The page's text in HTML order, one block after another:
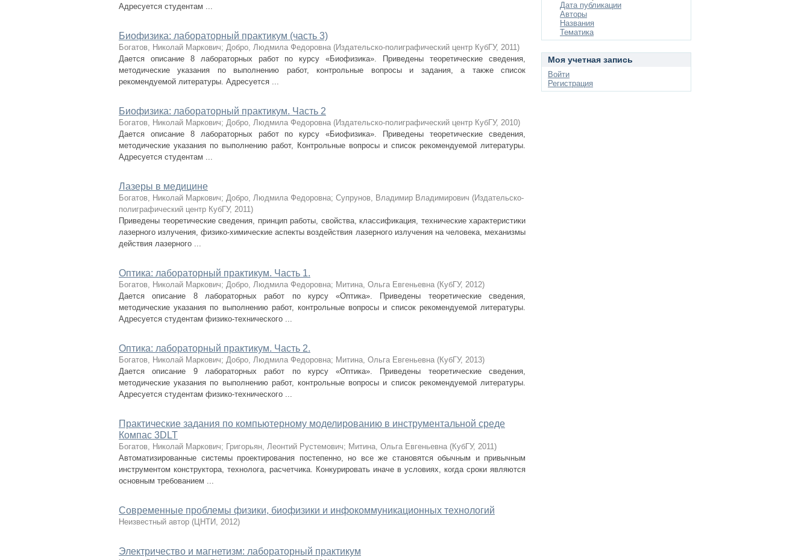
Адресуется студентам ...
Биофизика: лабораторный практикум (часть 3)
Богатов, Николай Маркович; Добро, Людмила Федоровна (Издательско-полиграфический центр КубГУ, 2011)
Дается описание 8 лабораторных работ по курсу «Биофизика». Приведены теоретические сведения,
методические указания по выполнению работ, контрольные вопросы и задания, а также список
рекомендуемой литературы. Адресуется ...
Биофизика: лабораторный практикум. Часть 2
Богатов, Николай Маркович; Добро, Людмила Федоровна (Издательско-полиграфический центр КубГУ, 2010)
Дается описание 8 лабораторных работ по курсу «Биофизика». Приведены теоретические сведения,
методические указания по выполнению работ, Контрольные вопросы и список рекомендуемой литературы.
Адресуется студентам ...
Лазеры в медицине
Богатов, Николай Маркович; Добро, Людмила Федоровна; Супрунов, Владимир Владимирович (Издательско-
полиграфический центр КубГУ, 2011)
Приведены теоретические сведения, принцип работы, свойства, классификация, технические характеристики
лазерного излучения, физико-химические аспекты воздействия лазерного излучения на человека, механизмы
действия лазерного ...
Оптика: лабораторный практикум. Часть 1.
Богатов, Николай Маркович; Добро, Людмила Федоровна; Митина, Ольга Евгеньевна (КубГУ, 2012)
Дается описание 8 лабораторных работ по курсу «Оптика». Приведены теоретические сведения,
методические указания по выполнению работ, контрольные вопросы и список рекомендуемой литературы.
Адресуется студентам физико-технического ...
Оптика: лабораторный практикум. Часть 2.
Богатов, Николай Маркович; Добро, Людмила Федоровна; Митина, Ольга Евгеньевна (КубГУ, 2013)
Дается описание 9 лабораторных работ по курсу «Оптика». Приведены теоретические сведения,
методические указания по выполнению работ, контрольные вопросы и список рекомендуемой литературы.
Адресуется студентам физико-технического ...
Практические задания по компьютерному моделированию в инструментальной среде
Компас 3DLT
Богатов, Николай Маркович; Григорьян, Леонтий Рустемович; Митина, Ольга Евгеньевна (КубГУ, 2011)
Автоматизированные системы проектирования постепенно, но все же становятся обычным и привычным
инструментом конструктора, технолога, расчетчика. Конкурировать иначе в условиях, когда сроки являются
основным требованием ...
Современные проблемы физики, биофизики и инфокоммуникационных технологий
Неизвестный автор (ЦНТИ, 2012)
Электричество и магнетизм: лабораторный практикум
Дата публикации
Авторы
Названия
Тематика
Моя учетная запись
Войти
Регистрация